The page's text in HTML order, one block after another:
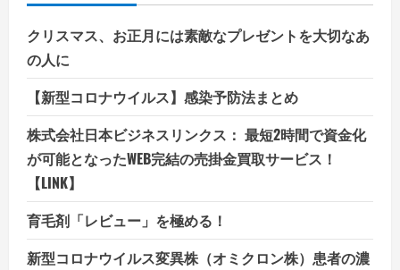
クリスマス、お正月には素敵なプレゼントを大切なあ
の人に
【新型コロナウイルス】感染予防法まとめ
株式会社日本ビジネスリンクス： 最短2時間で資金化
が可能となったWEB完結の売掛金買取サービス！
【LINK】
育毛剤「レビュー」を極める！
新型コロナウイルス変異株（オミクロン株）患者の濃